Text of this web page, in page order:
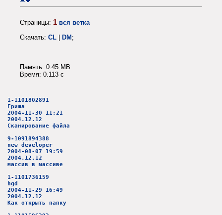
Страницы: 1 вся ветка
Скачать: CL | DM;
Память: 0.45 MB
Время: 0.113 c
1-1101802891
Гриша
2004-11-30 11:21
2004.12.12
Сканирование файла
9-1091894388
new developer
2004-08-07 19:59
2004.12.12
массив в массиве
1-1101736159
hgd
2004-11-29 16:49
2004.12.12
Как открыть папку